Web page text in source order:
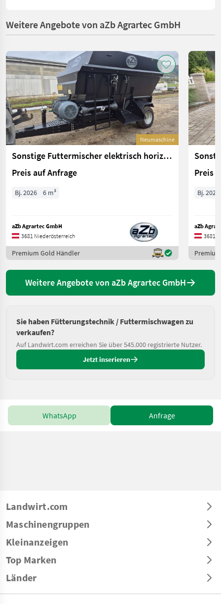
Weitere Angebote von aZb Agrartec GmbH
Neumaschine
Sonstige Futtermischer elektrisch horizontal 6 m³ mit Waa
Preis auf Anfrage
Bj. 2026 6 m³
aZb Agrartec GmbH
3681 Niederösterreich
Premium Gold Händler
Preis
Bj. 2026
aZb
3681
Weitere Angebote von aZb Agrartec GmbH
Sie haben Fütterungstechnik / Futtermischwagen zu
verkaufen?
Auf Landwirt.com erreichen Sie über 545.000 registrierte Nutzer.
Jetzt inserieren
WhatsApp Anfrage
Landwirt.com
Maschinengruppen
Kleinanzeigen
Top Marken
Länder